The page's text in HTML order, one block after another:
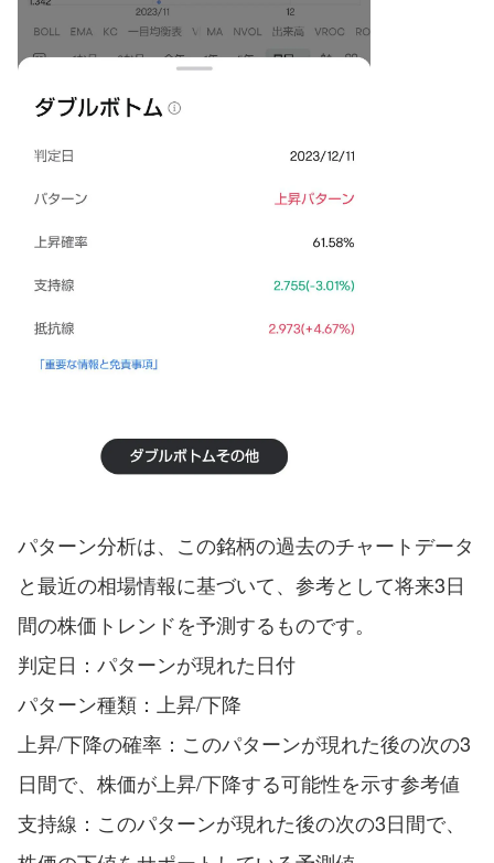
パターン分析は、この銘柄の過去のチャートデータ
と最近の相場情報に基づいて、参考として将来3日
間の株価トレンドを予測するものです。
判定日：パターンが現れた日付
パターン種類：上昇/下降
上昇/下降の確率：このパターンが現れた後の次の3
日間で、株価が上昇/下降する可能性を示す参考値
支持線：このパターンが現れた後の次の3日間で、